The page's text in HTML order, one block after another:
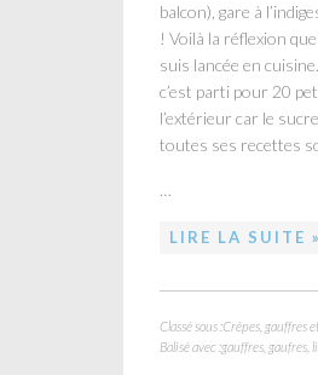
balcon), gare à
! Voilà la réflexion
suis lancée en
c’est parti pour 20
l’extérieur car le
toutes ses recettes
…
LIRE LA SUITE »
Classé sous :Crêpes, gauffres
Balisé avec :gauffres gaufres